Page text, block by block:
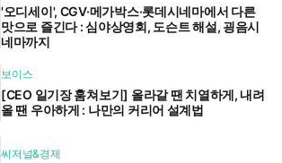
'오디세이', CGV·메가박스·롯데시네마에서 다른
맛으로 즐긴다 : 심야상영회, 도슨트 해설, 굉음시
네마까지
보이스
[CEO 일기장 훔쳐보기] 올라갈 땐 치열하게, 내려
올 땐 우아하게 : 나만의 커리어 설계법
씨저널&경제